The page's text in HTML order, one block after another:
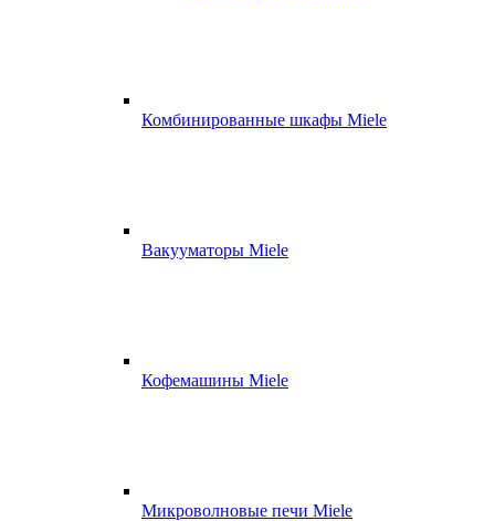
Комбинированные шкафы Miele
Вакууматоры Miele
Кофемашины Miele
Микроволновые печи Miele